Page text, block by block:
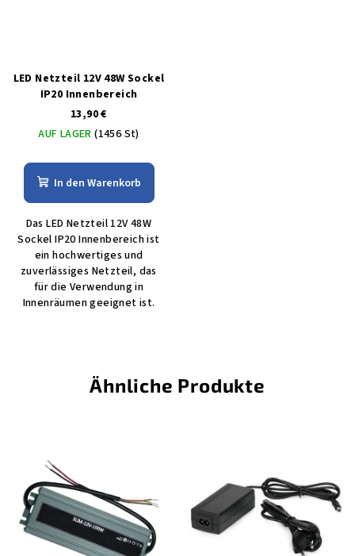
LED Netzteil 12V 48W Sockel
IP20 Innenbereich
13,90 €
AUF LAGER(1456 St)
In den Warenkorb
Das LED Netzteil 12V 48W
Sockel IP20 Innenbereich ist
ein hochwertiges und
zuverlässiges Netzteil, das
für die Verwendung in
Innenräumen geeignet ist.
Ähnliche Produkte